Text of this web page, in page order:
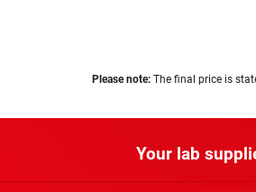
Please note: The final price is
Your lab